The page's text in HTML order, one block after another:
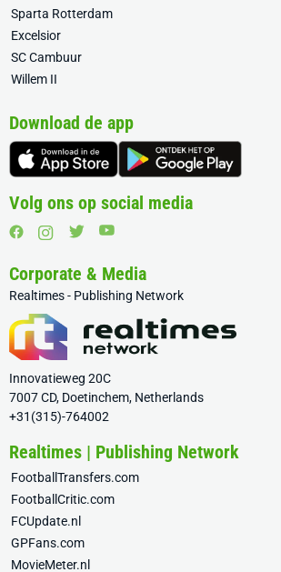
Sparta Rotterdam
Excelsior
SC Cambuur
Willem II
Download de app
Volg ons op social media
Corporate & Media
Realtimes - Publishing Network
Innovatieweg 20C
7007 CD, Doetinchem, Netherlands
+31(315)-764002
Realtimes | Publishing Network
FootballTransfers.com
FootballCritic.com
FCUpdate.nl
GPFans.com
MovieMeter.nl